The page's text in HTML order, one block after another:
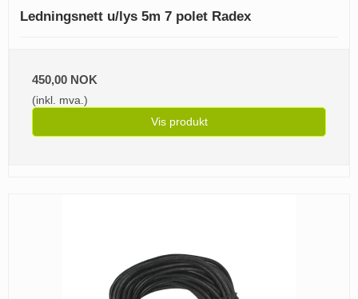
Ledningsnett u/lys 5m 7 polet Radex
450,00 NOK
(inkl. mva.)
Vis produkt